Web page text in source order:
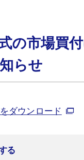
の市場買
らせ
ダウンロード
る